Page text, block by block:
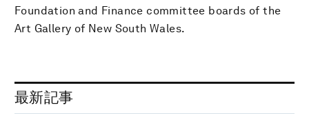
Foundation and Finance committee boards of the
Art Gallery of New South Wales.
最新記事